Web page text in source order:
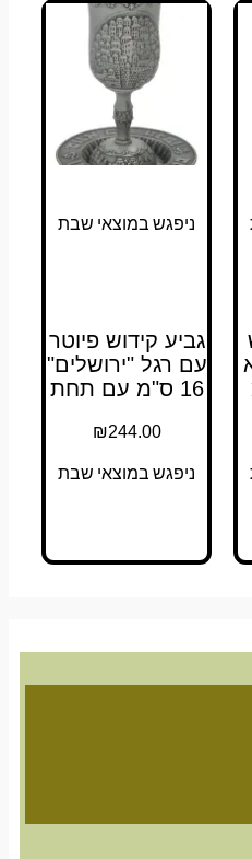
ניפגש במוצאי שבת
גביע קידוש פיוטר
עם רגל "ירושלים"
₪244.00
ניפגש במוצאי שבת